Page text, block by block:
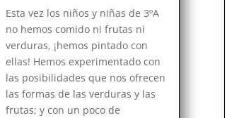
Esta vez los niños y niñas de 3ºA
no hemos comido ni frutas ni
verduras, ¡hemos pintado con
ellas! Hemos experimentado con
las posibilidades que nos ofrecen
las formas de las verduras y las
frutas; y con un poco de